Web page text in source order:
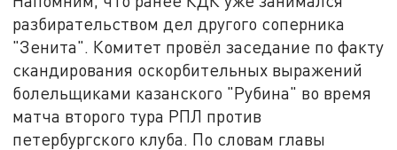
разбирательством дел другого соперника
"Зенита". Комитет провёл заседание по факту
скандирования оскорбительных выражений
болельщиками казанского "Рубина" во время
матча второго тура РПЛ против
петербургского клуба. По словам главы